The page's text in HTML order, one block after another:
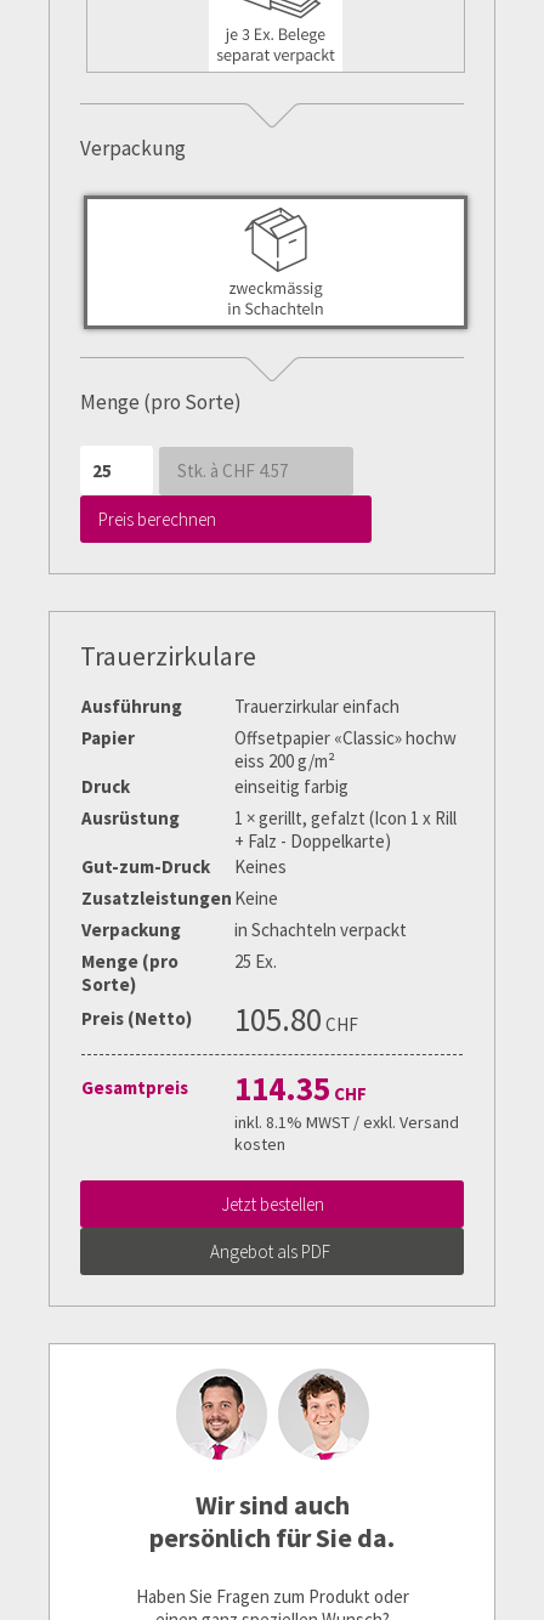
Verpackung
Menge (pro Sorte)
Stk. à CHF 4.57
Preis berechnen
Trauerzirkulare
Ausführung
Trauerzirkular einfach
Papier
Offsetpapier «Classic» hochw
eiss 200 g/m²
Druck
einseitig farbig
Ausrüstung
1 × gerillt, gefalzt (Icon 1 x Rill
+ Falz - Doppelkarte)
Gut-zum-Druck
Keines
Zusatzleistungen Keine
Verpackung
in Schachteln verpackt
Menge (pro
Sorte)
25 Ex.
Preis (Netto) 105.80 CHF
Gesamtpreis 114.35 CHF
inkl. 8.1% MWST / exkl. Versand
kosten
Jetzt bestellen
Angebot als PDF
Wir sind auch
persönlich für Sie da.
Haben Sie Fragen zum Produkt oder